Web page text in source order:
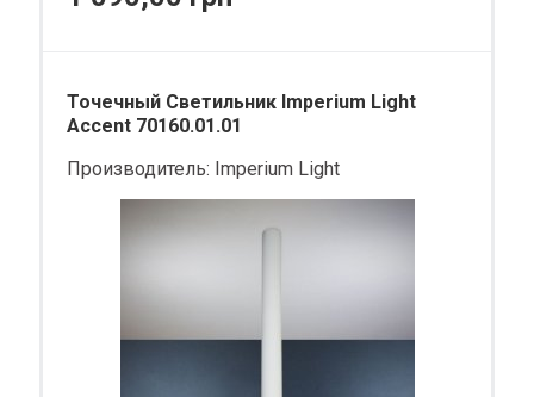
Точечный Светильник Imperium Light
Accent 70160.01.01
Производитель: Imperium Light